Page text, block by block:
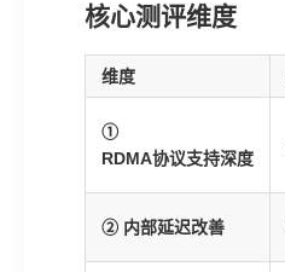
核心测评维度
维度
①
RDMA协议支持深度
② 内部延迟改善